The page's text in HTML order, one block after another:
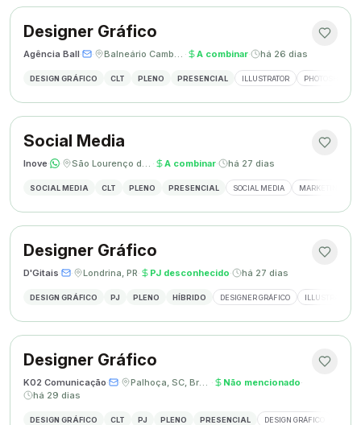
Designer Gráfico
Agência Ball· · Balneário Camboriú, SC · A combinar· há 26 dias
DESIGN GRÁFICO CLT PLENO PRESENCIAL ILLUSTRATOR PHOTOSHOP
Social Media
Inove· · São Lourenço do Oeste, SC · A combinar· há 27 dias
SOCIAL MEDIA CLT PLENO PRESENCIAL SOCIAL MEDIA MARKETING
Designer Gráfico
D'Gitais· · Londrina, PR· PJ desconhecido· há 27 dias
DESIGN GRÁFICO PJ PLENO HÍBRIDO DESIGNER GRÁFICO ILLUSTRATOR
Designer Gráfico
K02 Comunicação· · Palhoça, SC, Brasil · Não mencionado·
há 29 dias
DESIGN GRÁFICO CLT PJ PLENO PRESENCIAL DESIGN GRÁFICO